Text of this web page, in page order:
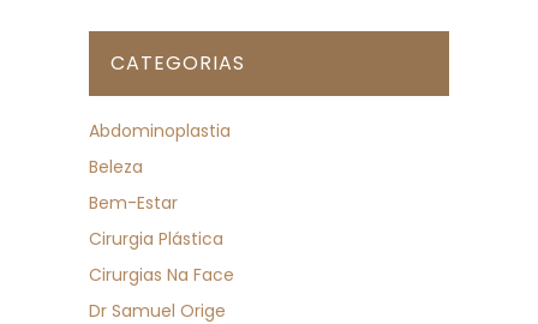
CATEGORIAS
Abdominoplastia
Beleza
Bem-Estar
Cirurgia Plástica
Cirurgias Na Face
Dr Samuel Orige